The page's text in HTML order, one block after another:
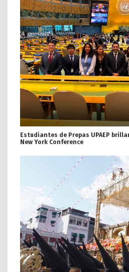
Estudiantes de Prepas UPAEP
New York Conference